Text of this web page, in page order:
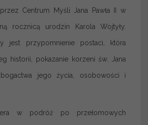
Centrum Myśli Jana Pawła II w
rocznicą urodzin Karola Wojtyły.
jest przypomnienie postaci, która
historii, pokazanie korzeni św. Jana
jego życia, osobowości i
w podróż po przełomowych